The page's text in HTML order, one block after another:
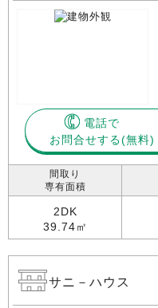
電話で
お問合せする
間取り
専有面積
2DK
39.74㎡
サニ－ハウス